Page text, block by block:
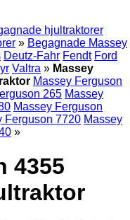
hjultraktorer
» Begagnade Massey
Deutz-Fahr Fendt Ford
Valtra » Massey
Massey Ferguson
265 Massey
Massey Ferguson
Ferguson 7720 Massey
»
4355